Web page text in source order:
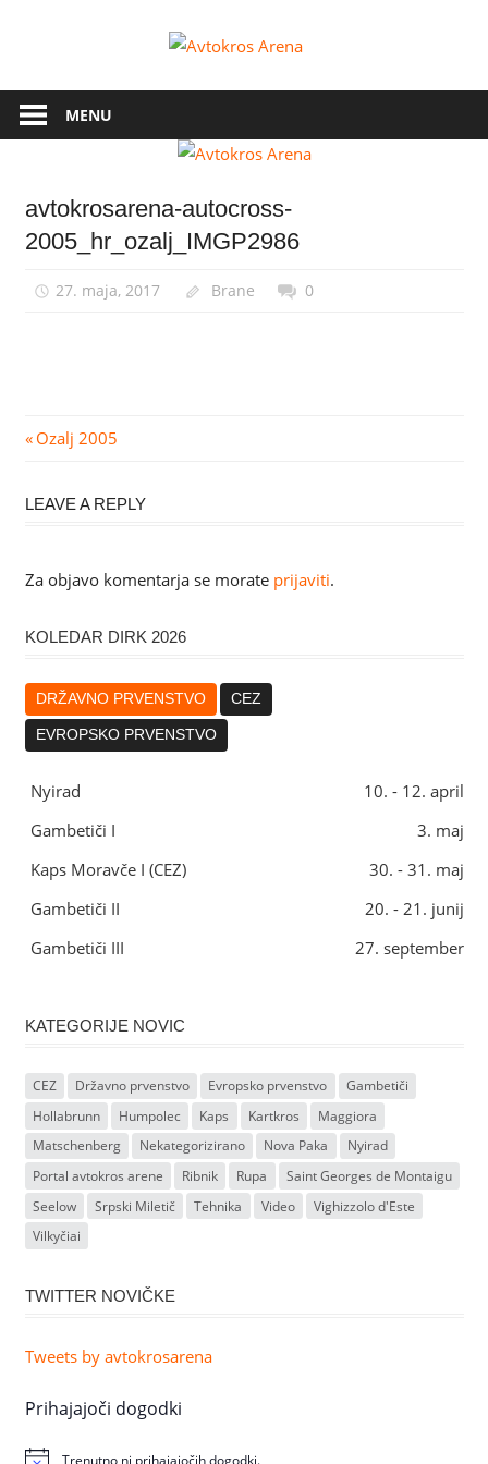
Arena
MENU
avtokrosarena-autocross-
2005_hr_ozalj_IMGP2986
27. maja, 2017 Brane 0
Navigacija
Previous
Ozalj 2005
LEAVE A REPLY
Za objavo komentarja se morate prijaviti.
KOLEDAR DIRK 2026
DRŽAVNO PRVENSTVO CEZ
EVROPSKO PRVENSTVO
Nyirad
10. - 12. april
Gambetiči I
3. maj
Kaps Moravče I (CEZ)
30. - 31. maj
Gambetiči II
20. - 21. junij
Gambetiči III
27. september
KATEGORIJE NOVIC
CEZ Državno prvenstvo Evropsko prvenstvo
Gambetiči
Hollabrunn
Humpolec Kaps Kartkros
Maggiora
Matschenberg
Nekategorizirano Nova Paka
Nyirad
Portal avtokros arene
Ribnik Rupa
Saint Georges de Montaigu
Seelow
Srpski Miletič Tehnika Video
Vighizzolo d'Este
Vilkyčiai
TWITTER NOVIČKE
Tweets by avtokrosarena
Prihajajoči dogodki
Trenutno ni prihajajočih dogodki.